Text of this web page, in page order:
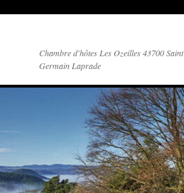
Chambre d'hôtes Les Ozeilles 43700 Saint
Germain Laprade